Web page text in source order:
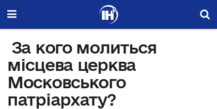
За кого молиться
місцева церква
Московського
патріархату?